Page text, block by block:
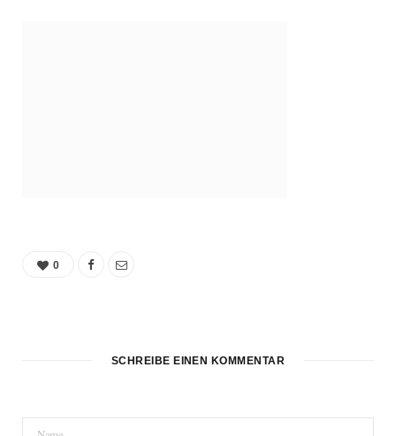
0
SCHREIBE EINEN KOMMENTAR